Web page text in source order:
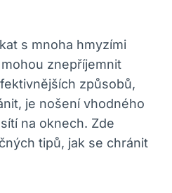
s mnoha hmyzími
znepříjemnit
způsobů,
je nošení vhodného
na oknech. Zde
tipů, jak se chránit